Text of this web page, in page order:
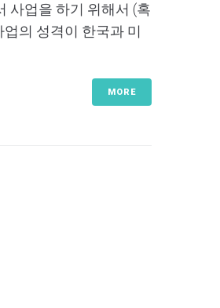
사업을 하기 위해서 (혹
의 성격이 한국과 미
MORE